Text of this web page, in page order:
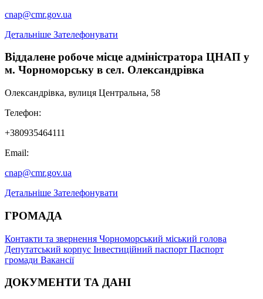
cnap@cmr.gov.ua
Детальніше Зателефонувати
Віддалене робоче місце адміністратора ЦНАП у
м. Чорноморську в сел. Олександрівка
Олександрівка, вулиця Центральна, 58
Телефон:
+380935464111
Email:
cnap@cmr.gov.ua
Детальніше Зателефонувати
ГРОМАДА
Контакти та звернення Чорноморський міський голова
Депутатський корпус Інвестиційний паспорт Паспорт
громади Вакансії
ДОКУМЕНТИ ТА ДАНІ